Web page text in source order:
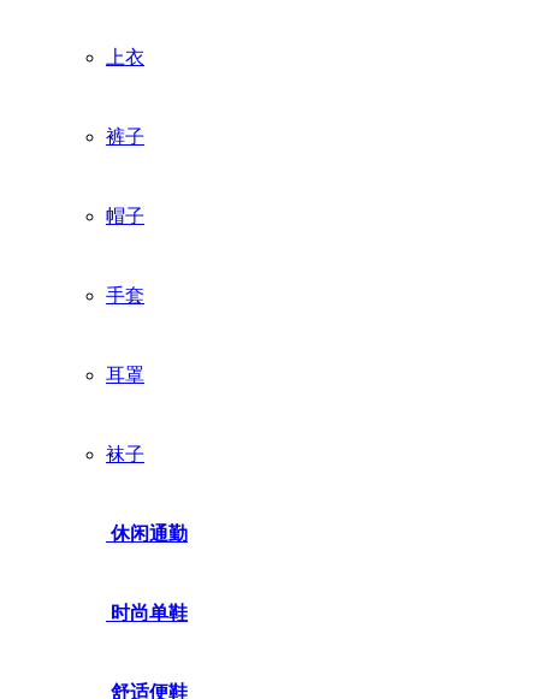
上衣
裤子
帽子
手套
耳罩
袜子
休闲通勤
时尚单鞋
舒适便鞋